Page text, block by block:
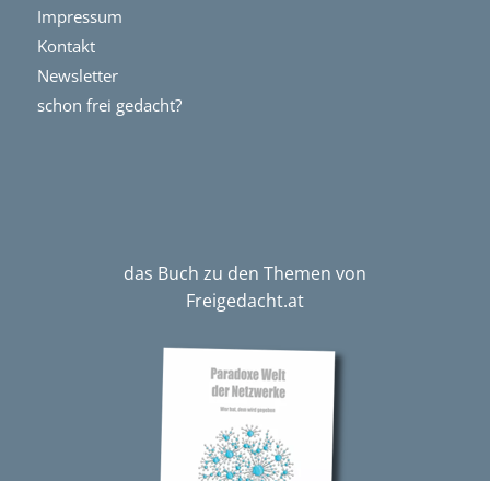
Impressum
Kontakt
Newsletter
schon frei gedacht?
das Buch zu den Themen von
Freigedacht.at